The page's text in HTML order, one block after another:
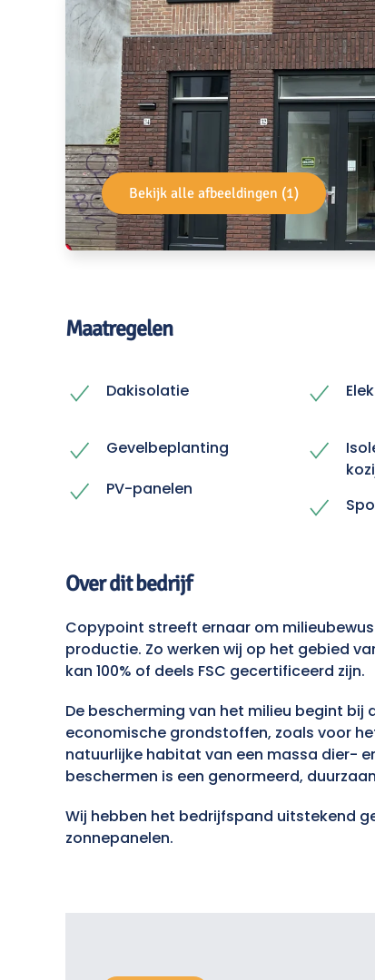
Bekijk alle afbeeldingen (1)
Maatregelen
Dakisolatie
Gevelbeplanting
PV-panelen
Over dit bedrijf
Copypoint streeft ernaar om
productie. Zo werken wij op het gebied
kan 100% of deels FSC gecertificeerd zijn.
De bescherming van het milieu begint bij
economische grondstoffen, zoals voor
natuurlijke habitat van een massa dier-
beschermen is een genormeerd,
Wij hebben het bedrijfspand uitstekend
zonnepanelen.